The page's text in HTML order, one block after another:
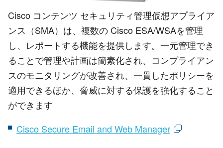
Cisco コンテンツ セキュリティ管理仮想アプライア
ンス（SMA）は、複数の Cisco ESA/WSAを管理
し、レポートする機能を提供します。一元管理でき
ることで管理や計画は簡素化され、コンプライアン
スのモニタリングが改善され、一貫したポリシーを
適用できるほか、脅威に対する保護を強化すること
ができます
Cisco Secure Email and Web Manager